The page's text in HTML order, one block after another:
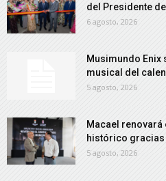
del Presidente
6 agosto, 2026
Musimundo
musical del
5 agosto, 2026
Macael
histórico gracias
5 agosto, 2026